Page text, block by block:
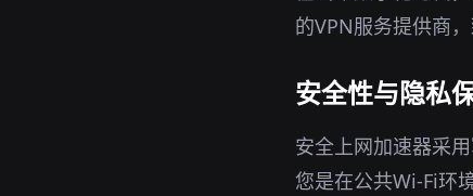
的VPN服务提供商
安全性与隐私
安全上网加速器采
您是在公共Wi-Fi环